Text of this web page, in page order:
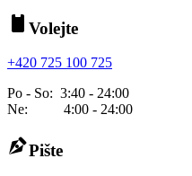
Volejte
+420 725 100 725
Po - So: 3:40 - 24:00
Ne: 4:00 - 24:00
Pište